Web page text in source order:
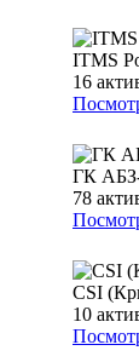
ITMS
16
ГК
78
CSI
10